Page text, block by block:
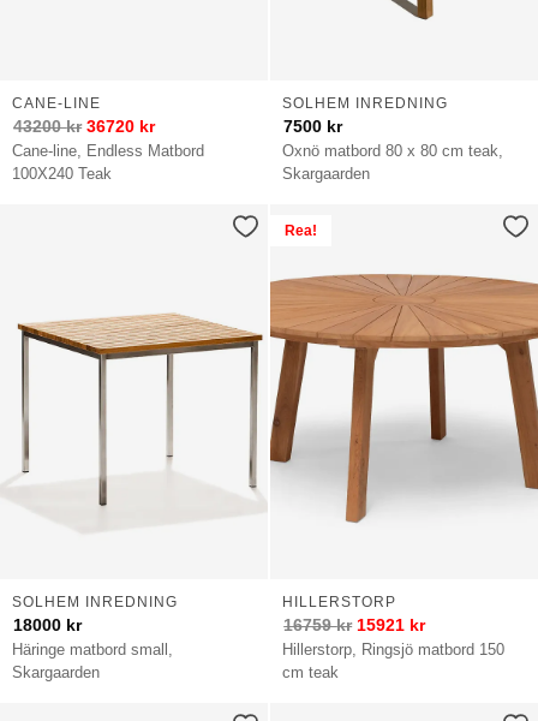
Cane-line, Endless Matbord
100X240 Teak
CANE-LINE
43200kr 36720 kr
Oxnö matbord 80 x 80 cm teak,
Skargaarden
SOLHEM INREDNING
7500 kr
Häringe matbord small,
Skargaarden
SOLHEM INREDNING
18000 kr
Rea!
Hillerstorp, Ringsjö matbord 150
cm teak
HILLERSTORP
16759kr 15921 kr